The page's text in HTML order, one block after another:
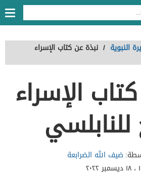
النبوية / نبذة عن كتاب الإسراء
الإسراء
ضيف الله الضرابعة